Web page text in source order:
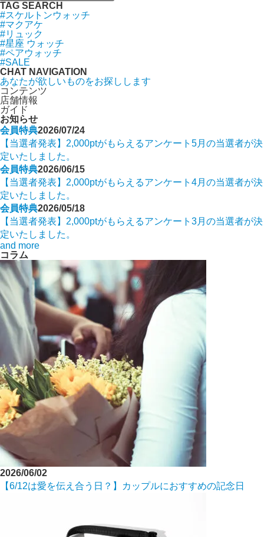
TAG SEARCH
#スケルトンウォッチ
#マクアケ
#リュック
#星座 ウォッチ
#ペアウォッチ
#SALE
CHAT NAVIGATION
あなたが欲しいものをお探しします
コンテンツ
店舗情報
ガイド
お知らせ
会員特典2026/07/24
【当選者発表】2,000ptがもらえるアンケート5月の当選者が決
定いたしました。
会員特典2026/06/15
【当選者発表】2,000ptがもらえるアンケート4月の当選者が決
定いたしました。
会員特典2026/05/18
【当選者発表】2,000ptがもらえるアンケート3月の当選者が決
定いたしました。
and more
コラム
2026/06/02
【6/12は愛を伝え合う日？】カップルにおすすめの記念日